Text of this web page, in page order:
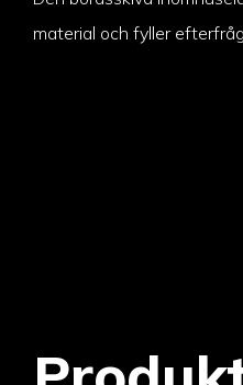
material och fyller